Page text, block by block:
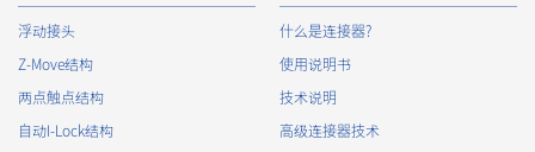
浮动接头
Z-Move结构
两点触点结构
自动I-Lock结构
什么是连接器?
使用说明书
技术说明
高级连接器技术